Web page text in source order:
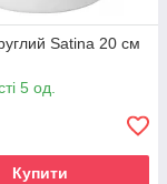
Satina 20 см
5 од.
Купити